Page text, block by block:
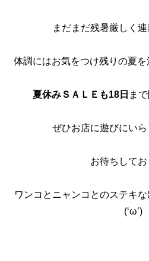
まだまだ残暑厳しく
体調にはお気をつけ残りの夏
夏休みＳＡＬＥも18日 ま
ぜひお店に遊びにい
お待ちして
ワンコとニャンコとのステキ
(‘ω’)